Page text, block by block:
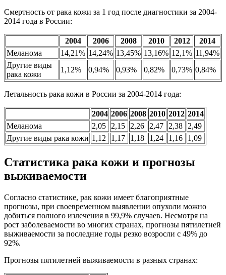
Смертность от рака кожи за 1 год после диагностики за 2004-
2014 года в России:
2004 2006 2008 2010 2012
2014
Меланома
14,21% 14,24% 13,45% 13,16% 12,1% 11,94%
Другие виды
рака кожи
1,12% 0,94% 0,93% 0,82% 0,73% 0,84%
Летальность рака кожи в России за 2004-2014 года:
2004 2006 2008 2010 2012 2014
Меланома
2,05 2,15 2,26 2,47 2,38
2,49
Другие виды рака кожи 1,12 1,17 1,18 1,24 1,16 1,09
Статистика рака кожи и прогнозы
выживаемости
Согласно статистике, рак кожи имеет благоприятные
прогнозы, при своевременном выявлении опухоли можно
добиться полного излечения в 99,9% случаев. Несмотря на
рост заболеваемости во многих странах, прогнозы пятилетней
выживаемости за последние годы резко возросли с 49% до
92%.
Прогнозы пятилетней выживаемости в разных странах: